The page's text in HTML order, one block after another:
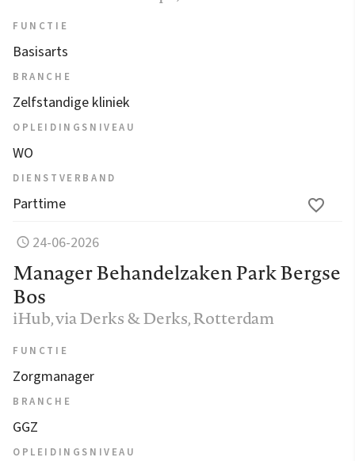
FUNCTIE
Basisarts
BRANCHE
Zelfstandige kliniek
OPLEIDINGSNIVEAU
WO
DIENSTVERBAND
Parttime
24-06-2026
Manager Behandelzaken Park Bergse
Bos
iHub, via Derks & Derks, Rotterdam
FUNCTIE
Zorgmanager
BRANCHE
GGZ
OPLEIDINGSNIVEAU